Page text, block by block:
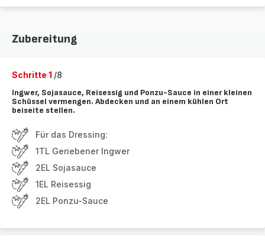
Zubereitung
Schritte 1 /8
Ingwer, Sojasauce, Reisessig und Ponzu-Sauce in einer kleinen
Schüssel vermengen. Abdecken und an einem kühlen Ort
beiseite stellen.
Für das Dressing:
1TL Geriebener Ingwer
2EL Sojasauce
1EL Reisessig
2EL Ponzu-Sauce